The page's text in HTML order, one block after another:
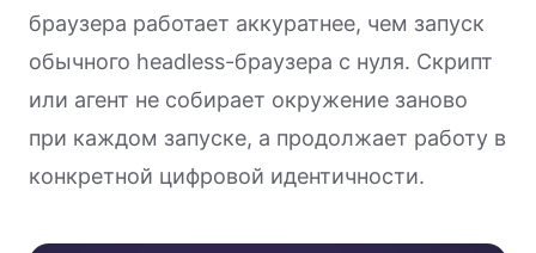
браузера работает аккуратнее, чем запуск
обычного headless-браузера с нуля. Скрипт
или агент не собирает окружение заново
при каждом запуске, а продолжает работу в
конкретной цифровой идентичности.